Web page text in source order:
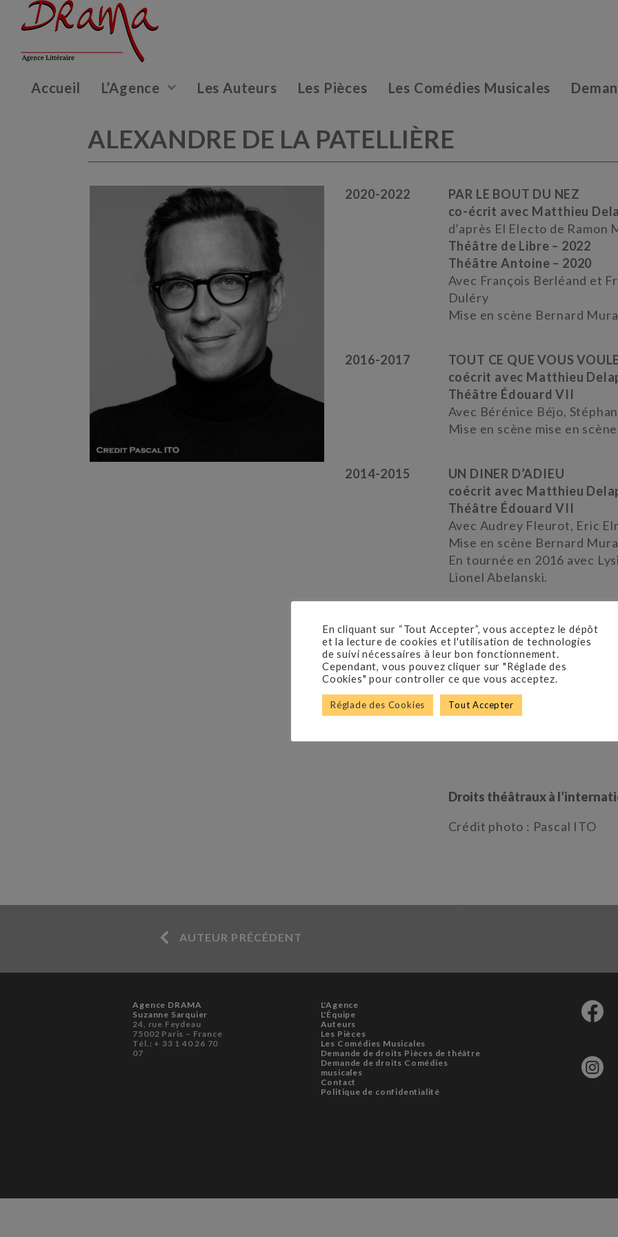
Accueil L’Agence Les Auteurs Les Pièces Les Comédies Musicales
ALEXANDRE DE LA PATELLIÈRE
2020-2022
PAR LE BOUT DU NEZ
co-écrit avec Matthieu
d’après El Electo de Ramon
Théâtre de Libre – 2022
Théâtre Antoine – 2020
Avec François Berléand et
Duléry
Mise en scène Bernard
2016-2017
TOUT CE QUE VOUS
coécrit avec Matthieu
Théâtre Édouard VII
Avec Bérénice Béjo,
Mise en scène mise en
2014-2015
UN DINER D’ADIEU
coécrit avec Matthieu
Théâtre Édouard VII
Avec Audrey Fleurot, Eric
Mise en scène Bernard
En tournée en 2016 avec
Lionel Abelanski.
2011-2012
LE PRÉNOM
coécrit avec Matthieu
Théâtre Edouard VII
Mise en scène Bernard
Dupuis, Valérie Benguigui,
LE PRÉNOM est devenu un
se joue dans de nombreux
Droits théâtraux à
Crédit photo : Pascal ITO
AUTEUR PRÉCÉDENT
Agence DRAMA
Suzanne Sarquier
24, rue Feydeau
75002 Paris – France
Tél.: + 33 1 40 26 70
07
L'Agence
L'Équipe
Auteurs
Les Pièces
Les Comédies Musicales
Demande de droits Pièces de théâtre
Demande de droits Comédies
musicales
Contact
Politique de confidentialité
En cliquant sur “Tout Accepter”, vous acceptez le dépôt
et la lecture de cookies et l'utilisation de technologies
de suivi nécessaires à leur bon fonctionnement.
Cependant, vous pouvez cliquer sur "Réglade des
Cookies" pour controller ce que vous acceptez.
Réglade des Cookies Tout Accepter